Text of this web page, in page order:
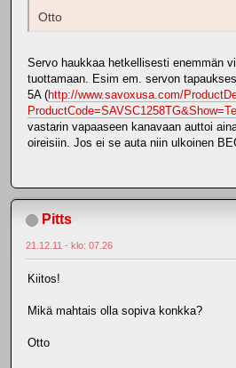
Otto
Servo haukkaa hetkellisesti enemmän
tuottamaan. Esim em. servon
5A (http://www.savoxusa.com/
vastarin vapaaseen kanavaan auttoi
oireisiin. Jos ei se auta niin ulkoinen
Pitts
21.12.11 - klo: 07.26
Kiitos!
Mikä mahtais olla sopiva konkka?
Otto